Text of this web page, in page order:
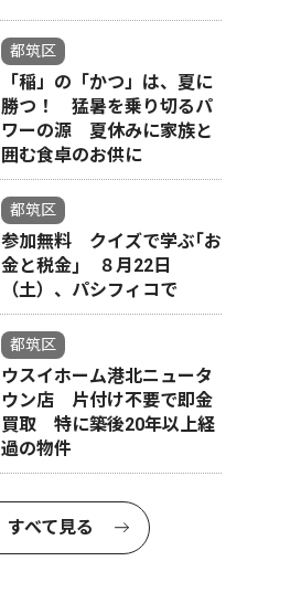
都筑区
「稲」の「かつ」は、夏に
勝つ！ 猛暑を乗り切るパ
ワーの源 夏休みに家族と
囲む食卓のお供に
都筑区
参加無料 クイズで学ぶ｢お
金と税金｣ ８月22日
（土）、パシフィコで
都筑区
ウスイホーム港北ニュータ
ウン店 片付け不要で即金
買取 特に築後20年以上経
過の物件
すべて見る